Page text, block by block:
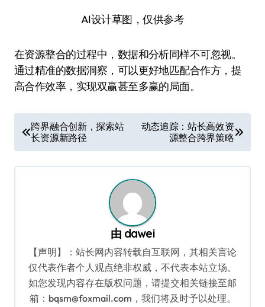
AI设计草图，仅供参考
在资源整合的过程中，数据和分析同样不可忽视。
通过精准的数据洞察，可以更好地匹配合作方，提
高合作效率，实现双赢甚至多赢的局面。
章
导
跨界融合创新，探索站
长资源新路径
动态追踪：站长高效资
源整合跨界策略
由 dawei
【声明】：站长网内容转载自互联网，其相关言论
仅代表作者个人观点绝非权威，不代表本站立场。
如您发现内容存在版权问题，请提交相关链接至邮
箱：bqsm@foxmail.com，我们将及时予以处理。